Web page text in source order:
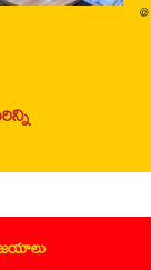
@